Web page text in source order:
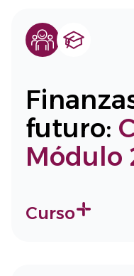
futuro:
Módulo
Curso